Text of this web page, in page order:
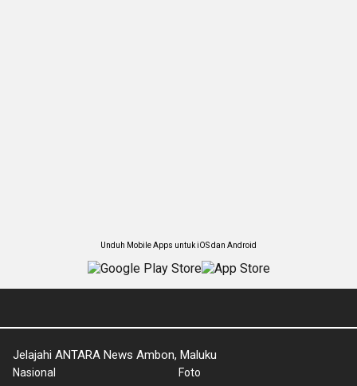
Unduh Mobile Apps untuk iOS dan Android
Jelajahi ANTARA News Ambon, Maluku
Nasional
Foto